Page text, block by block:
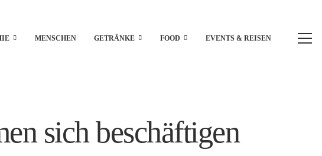
MENSCHEN GETRÄNKE FOOD EVENTS & REISEN
sich beschäftigen